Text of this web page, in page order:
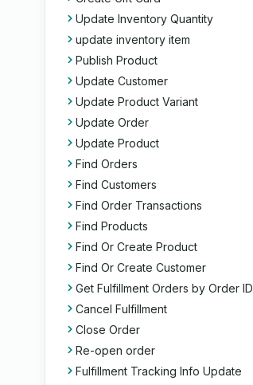
Update Inventory Quantity
update inventory item
Publish Product
Update Customer
Update Product Variant
Update Order
Update Product
Find Orders
Find Customers
Find Order Transactions
Find Products
Find Or Create Product
Find Or Create Customer
Get Fulfillment Orders by Order ID
Cancel Fulfillment
Close Order
Re-open order
Fulfillment Tracking Info Update